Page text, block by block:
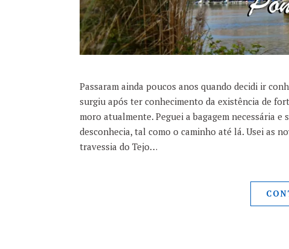
Passaram ainda poucos anos quando decidi ir
surgiu após ter conhecimento da existência de
moro atualmente. Peguei a bagagem necessária
desconhecia, tal como o caminho até lá. Usei as
travessia do Tejo…